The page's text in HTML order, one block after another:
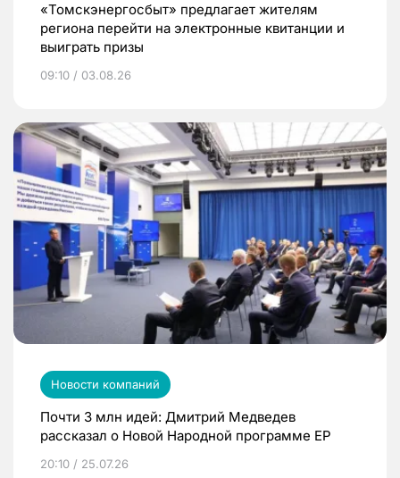
«Томскэнергосбыт» предлагает жителям
региона перейти на электронные квитанции и
выиграть призы
09:10 / 03.08.26
Новости компаний
Почти 3 млн идей: Дмитрий Медведев
рассказал о Новой Народной программе ЕР
20:10 / 25.07.26